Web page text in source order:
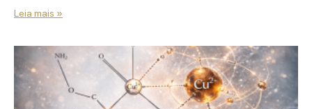
Leia mais »